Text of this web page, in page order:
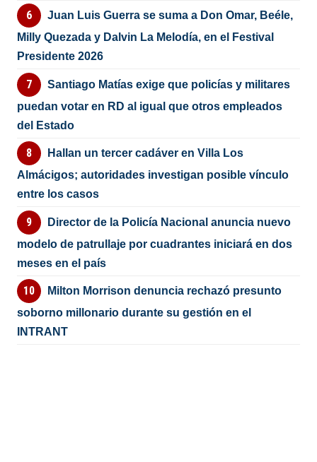
Juan Luis Guerra se suma a Don Omar, Beéle,
Milly Quezada y Dalvin La Melodía, en el Festival
Presidente 2026
Santiago Matías exige que policías y militares
puedan votar en RD al igual que otros empleados
del Estado
Hallan un tercer cadáver en Villa Los
Almácigos; autoridades investigan posible vínculo
entre los casos
Director de la Policía Nacional anuncia nuevo
modelo de patrullaje por cuadrantes iniciará en dos
meses en el país
Milton Morrison denuncia rechazó presunto
soborno millonario durante su gestión en el
INTRANT